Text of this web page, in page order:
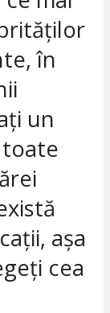
în
un
așa
cea